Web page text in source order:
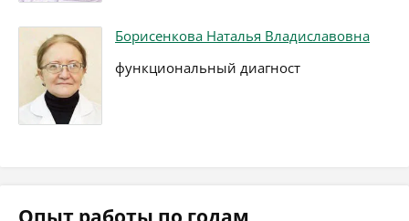
Борисенкова Наталья Владиславовна
функциональный диагност